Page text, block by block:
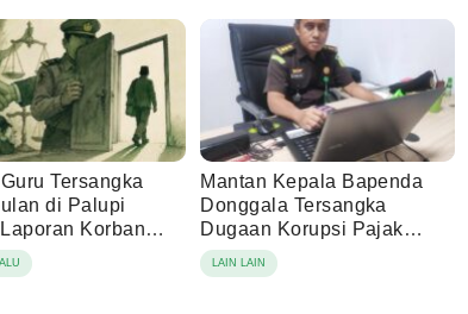
Tersangka
di Palupi
Korban
Damai
Mantan Kepala Bapenda
Donggala Tersangka
Dugaan Korupsi Pajak
Tambang
LAIN LAIN